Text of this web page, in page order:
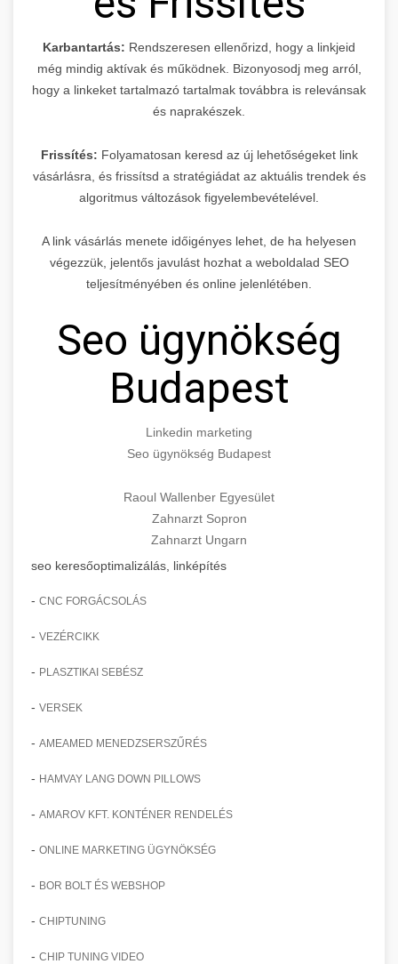
Karbantartás: Rendszeresen ellenőrizd, hogy a linkjeid
még mindig aktívak és működnek. Bizonyosodj meg arról,
hogy a linkeket tartalmazó tartalmak továbbra is relevánsak
és naprakészek.
Frissítés: Folyamatosan keresd az új lehetőségeket link
vásárlásra, és frissítsd a stratégiádat az aktuális trendek és
algoritmus változások figyelembevételével.
A link vásárlás menete időigényes lehet, de ha helyesen
végezzük, jelentős javulást hozhat a weboldalad SEO
teljesítményében és online jelenlétében.
Seo ügynökség
Budapest
Linkedin marketing
Seo ügynökség Budapest
Raoul Wallenber Egyesület
Zahnarzt Sopron
Zahnarzt Ungarn
seo keresőoptimalizálás, linképítés
- CNC FORGÁCSOLÁS
- VEZÉRCIKK
- PLASZTIKAI SEBÉSZ
- VERSEK
- AMEAMED MENEDZSERSZŰRÉS
- HAMVAY LANG DOWN PILLOWS
- AMAROV KFT. KONTÉNER RENDELÉS
- ONLINE MARKETING ÜGYNÖKSÉG
- BOR BOLT ÉS WEBSHOP
- CHIPTUNING
- CHIP TUNING VIDEO